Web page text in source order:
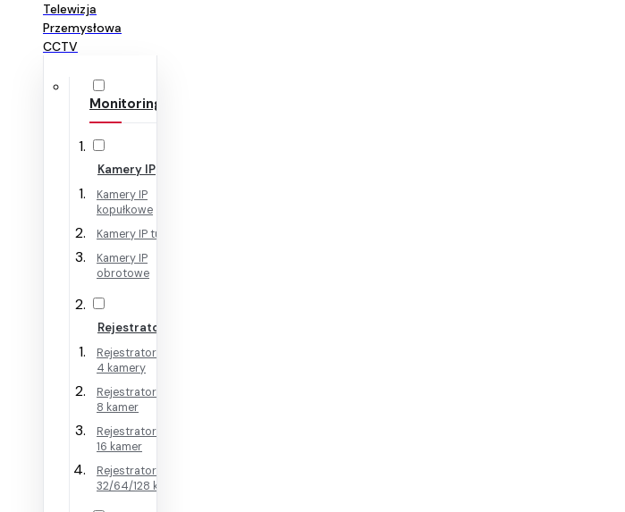
Telewizja
Przemysłowa
CCTV
Monitoring IP
Kamery IP
Kamery IP
kopułkowe
Kamery IP tubowe
Kamery IP
obrotowe
Rejestratory IP
Rejestratory IP na
4 kamery
Rejestratory IP na
8 kamer
Rejestratory IP na
16 kamer
Rejestratory IP na
32/64/128 kamer